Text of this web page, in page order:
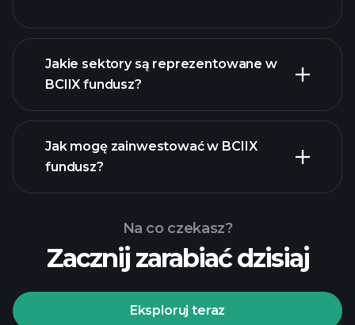
holdings
Jakie sektory są reprezentowane w
BCIIX fundusz?
Jak mogę zainwestować w BCIIX
fundusz?
Na co czekasz?
Zacznij zarabiać dzisiaj
Eksploruj teraz